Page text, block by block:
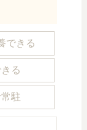
できる
る
駐